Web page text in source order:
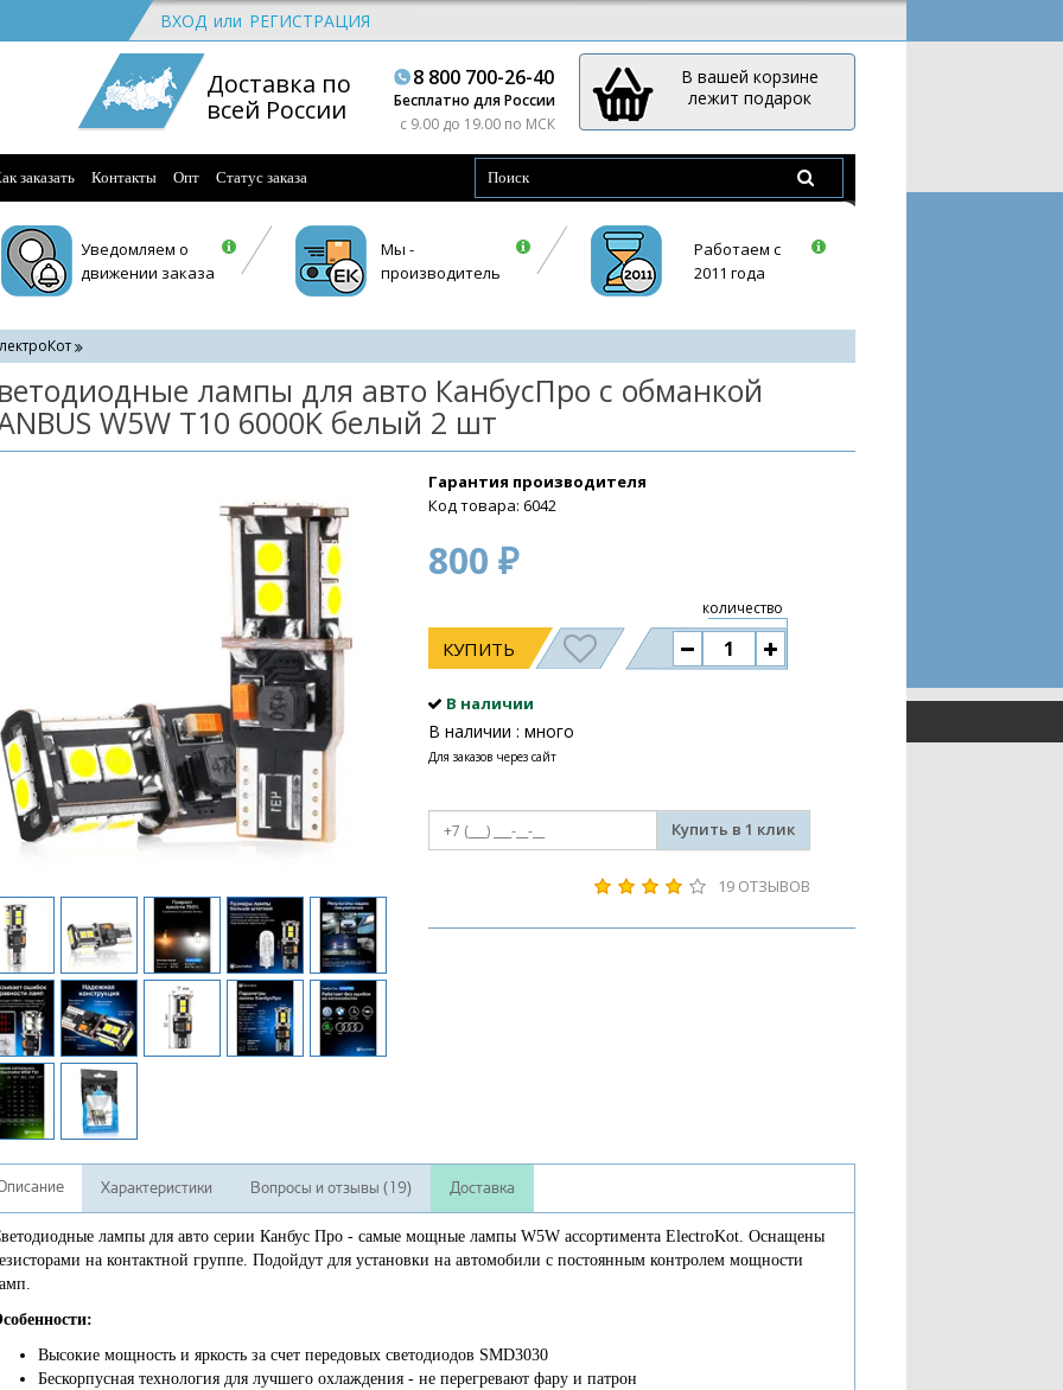
ВХОД или РЕГИСТРАЦИЯ
Доставка по
всей России
8 800 700-26-40
Бесплатно для России
c 9.00 до 19.00 по МСК
В вашей корзине
лежит подарок
заказать Контакты Опт Статус заказа
Уведомляем о
движении заказа
Мы -
производитель
Работаем с
2011 года
лампы для авто КанбусПро с обманкой
W5W T10 6000K белый 2 шт
Гарантия производителя
Код товара: 6042
800 ₽
КУПИТЬ
количество
В наличии
В наличии : много
Для заказов через сайт
Купить в 1 клик
19 ОТЗЫВОВ
Характеристики Вопросы и отзывы (19) Доставка
лампы для авто серии Канбус Про - самые мощные лампы W5W ассортимента ElectroKot. Оснащены
на контактной группе. Подойдут для установки на автомобили с постоянным контролем мощности
Высокие мощность и яркость за счет передовых светодиодов SMD3030
Бескорпусная технология для лучшего охлаждения - не перегревают фару и патрон